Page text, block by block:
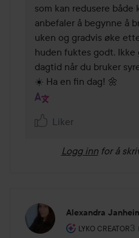
som kan redusere både
anbefaler å begynne å
uken og gradvis øke
huden fuktes godt.
dagtid når du bruker
☀️ Ha en fin dag! 🌼
Liker
Logg inn for å
Alexandra
LYKO CREATOR
Brukerens rolle: 3